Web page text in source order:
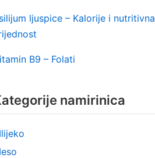
ljuspice – Kalorije i nutritivna
B9 – Folati
namirinica